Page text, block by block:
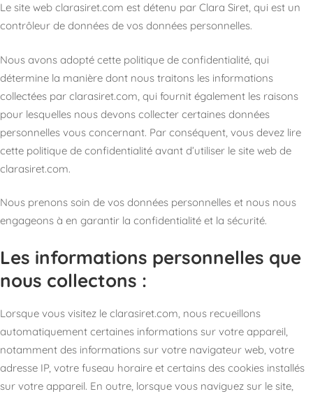
Le site web clarasiret.com est détenu par Clara Siret, qui est un
contrôleur de données de vos données personnelles.
Nous avons adopté cette politique de confidentialité, qui
détermine la manière dont nous traitons les informations
collectées par clarasiret.com, qui fournit également les raisons
pour lesquelles nous devons collecter certaines données
personnelles vous concernant. Par conséquent, vous devez lire
cette politique de confidentialité avant d’utiliser le site web de
clarasiret.com.
Nous prenons soin de vos données personnelles et nous nous
engageons à en garantir la confidentialité et la sécurité.
Les informations personnelles que
nous collectons :
Lorsque vous visitez le clarasiret.com, nous recueillons
automatiquement certaines informations sur votre appareil,
notamment des informations sur votre navigateur web, votre
adresse IP, votre fuseau horaire et certains des cookies installés
sur votre appareil. En outre, lorsque vous naviguez sur le site,